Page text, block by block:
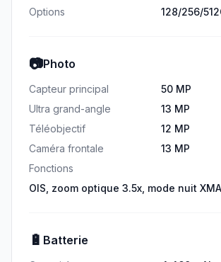
Options 128/256/
📷Photo
Capteur principal
50 MP
Ultra grand-angle
13 MP
Téléobjectif
12 MP
Caméra frontale
13 MP
Fonctions
OIS, zoom optique 3.5x, mode nuit
🔋 Batterie